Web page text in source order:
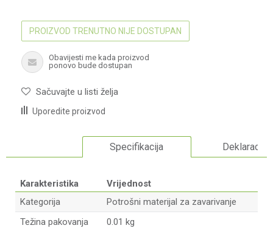
PROIZVOD TRENUTNO NIJE DOSTUPAN
Obavijesti me kada proizvod
ponovo bude dostupan
Sačuvajte u listi želja
Uporedite proizvod
Specifikacija Deklaracija
Karakteristika
Vrijednost
Kategorija
Potrošni materijal za zavarivanje
Težina pakovanja
0.01 kg